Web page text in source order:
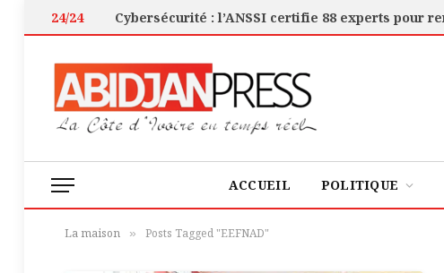
24/24
ACCUEIL POLITIQUE
La maison » Posts Tagged "EEFNAD"